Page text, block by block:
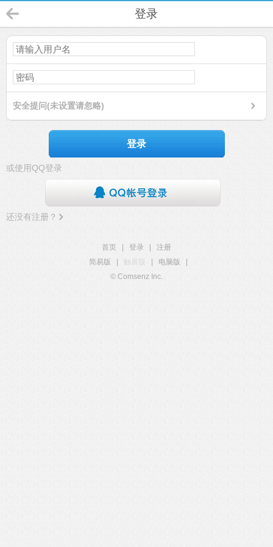
登录
安全提问(未设置请忽略)
登录
或使用QQ登录
还没有注册？
首页 登录
注册
简易版
触屏版 电脑版
© Comsenz Inc.